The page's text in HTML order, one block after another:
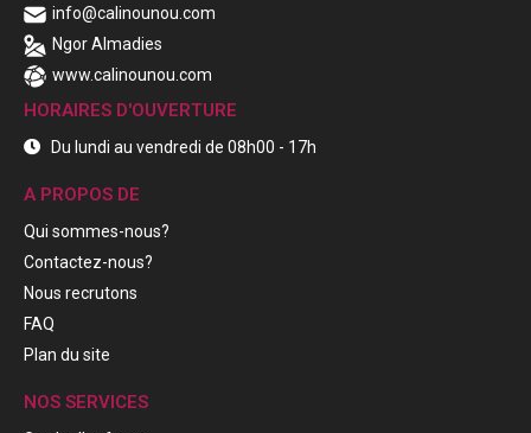
info@calinounou.com
Ngor Almadies
www.calinounou.com
HORAIRES D'OUVERTURE
Du lundi au vendredi de 08h00 - 17h
A PROPOS DE
Qui sommes-nous?
Contactez-nous?
Nous recrutons
FAQ
Plan du site
NOS SERVICES